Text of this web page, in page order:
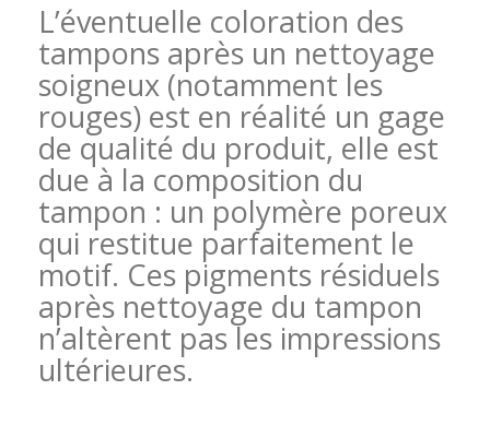
L’éventuelle coloration des
tampons après un nettoyage
soigneux (notamment les
rouges) est en réalité un gage
de qualité du produit, elle est
due à la composition du
tampon : un polymère poreux
qui restitue parfaitement le
motif. Ces pigments résiduels
après nettoyage du tampon
n’altèrent pas les impressions
ultérieures.